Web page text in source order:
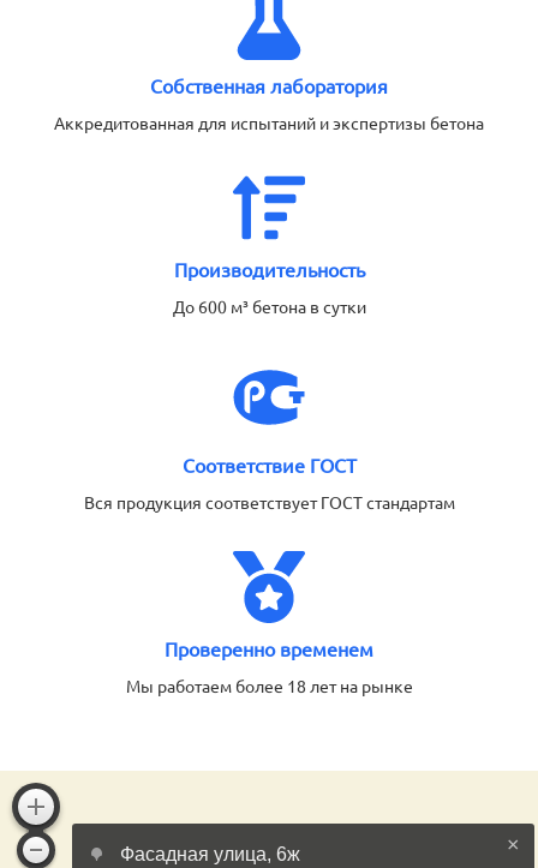
Собственная лаборатория
Аккредитованная для испытаний и экспертизы бетона
Производительность
До 600 м³ бетона в сутки
Соответствие ГОСТ
Вся продукция соответствует ГОСТ стандартам
Проверенно временем
Мы работаем более 18 лет на рынке